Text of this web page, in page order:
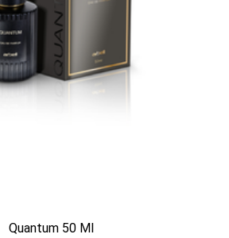
Quantum 50 Ml